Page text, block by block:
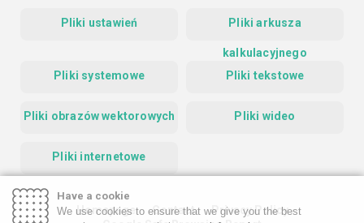
Pliki ustawień Pliki arkusza
kalkulacyjnego
Pliki systemowe
Pliki tekstowe
Pliki obrazów wektorowych Pliki wideo
Pliki internetowe
Homepage Contact
Privacy Policy
Have a cookie
We use cookies to ensure that we give you the best